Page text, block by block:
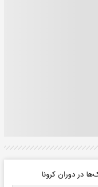
در دوران کرونا